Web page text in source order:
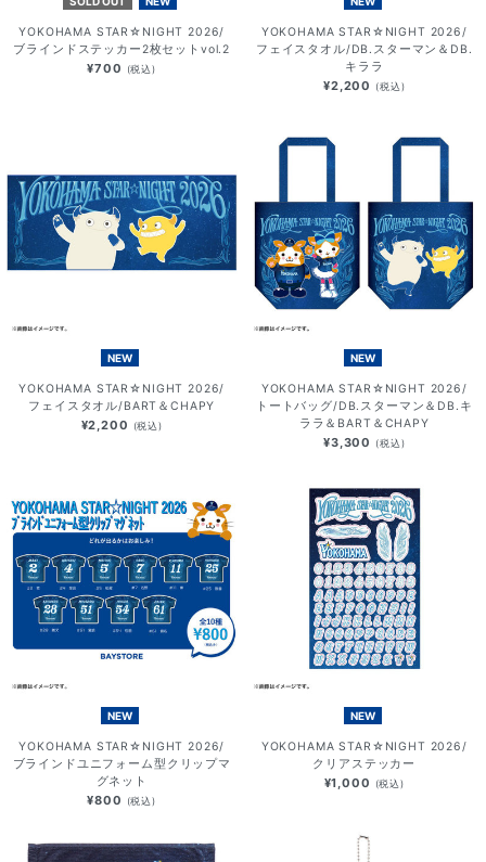
YOKOHAMA STAR☆NIGHT 2026/
ブラインドステッカー2枚セットvol.2
¥700 (税込)
YOKOHAMA STAR☆NIGHT 2026/
フェイスタオル/DB.スターマン＆DB.
キララ
¥2,200 (税込)
NEW
YOKOHAMA STAR☆NIGHT 2026/
フェイスタオル/BART＆CHAPY
¥2,200 (税込)
NEW
YOKOHAMA STAR☆NIGHT 2026/
トートバッグ/DB.スターマン＆DB.キ
ララ＆BART＆CHAPY
¥3,300 (税込)
NEW
YOKOHAMA STAR☆NIGHT 2026/
ブラインドユニフォーム型クリップマ
グネット
¥800 (税込)
NEW
YOKOHAMA STAR☆NIGHT 2026/
クリアステッカー
¥1,000 (税込)